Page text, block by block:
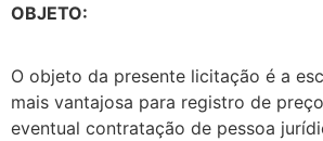
OBJETO:
O objeto da presente licitação é a
mais vantajosa para registro de
eventual contratação de pessoa